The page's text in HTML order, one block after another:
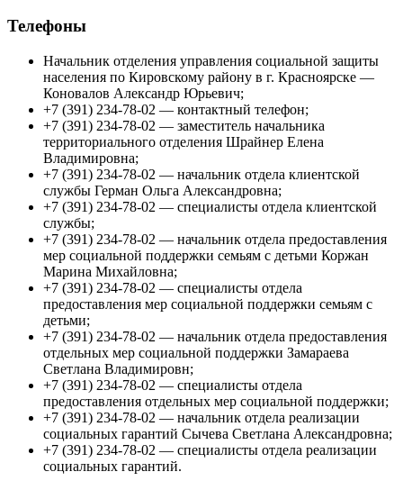
Телефоны
Начальник отделения управления социальной защиты
населения по Кировскому району в г. Красноярске —
Коновалов Александр Юрьевич;
+7 (391) 234-78-02 — контактный телефон;
+7 (391) 234-78-02 — заместитель начальника
территориального отделения Шрайнер Елена
Владимировна;
+7 (391) 234-78-02 — начальник отдела клиентской
службы Герман Ольга Александровна;
+7 (391) 234-78-02 — специалисты отдела клиентской
службы;
+7 (391) 234-78-02 — начальник отдела предоставления
мер социальной поддержки семьям с детьми Коржан
Марина Михайловна;
+7 (391) 234-78-02 — специалисты отдела
предоставления мер социальной поддержки семьям с
детьми;
+7 (391) 234-78-02 — начальник отдела предоставления
отдельных мер социальной поддержки Замараева
Светлана Владимировн;
+7 (391) 234-78-02 — специалисты отдела
предоставления отдельных мер социальной поддержки;
+7 (391) 234-78-02 — начальник отдела реализации
социальных гарантий Сычева Светлана Александровна;
+7 (391) 234-78-02 — специалисты отдела реализации
социальных гарантий.